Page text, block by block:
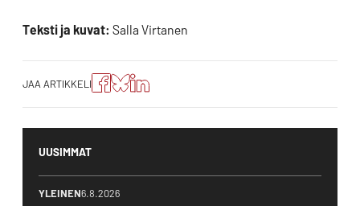
Teksti ja kuvat: Salla Virtanen
JAA ARTIKKELI
Jaa
artikkeli
Facebookissa
Jaa
artikkeli
Blueskyssa
Jako:
Jaa
artikkeli
LinkedIn:ssä
UUSIMMAT
YLEINEN6.8.2026